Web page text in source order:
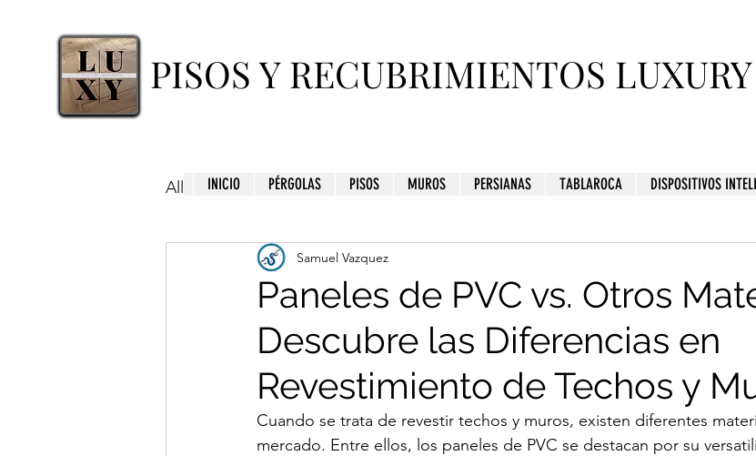
PISOS Y RECUBRIMIENTOS LUXURY
All Posts
Paneles de PVC vs. Otros
Descubre las Diferencias en
Revestimiento de Techos y
Samuel Vazquez
Cuando se trata de revestir techos y muros, existen diferentes
mercado. Entre ellos, los paneles de PVC se destacan por su
INICIO PÉRGOLAS PISOS MUROS PERSIANAS TABLAROCA DISPOSITIVOS